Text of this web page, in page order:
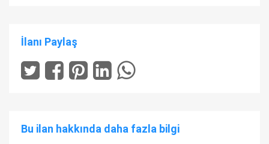
İlanı Paylaş
Bu ilan hakkında daha fazla bilgi